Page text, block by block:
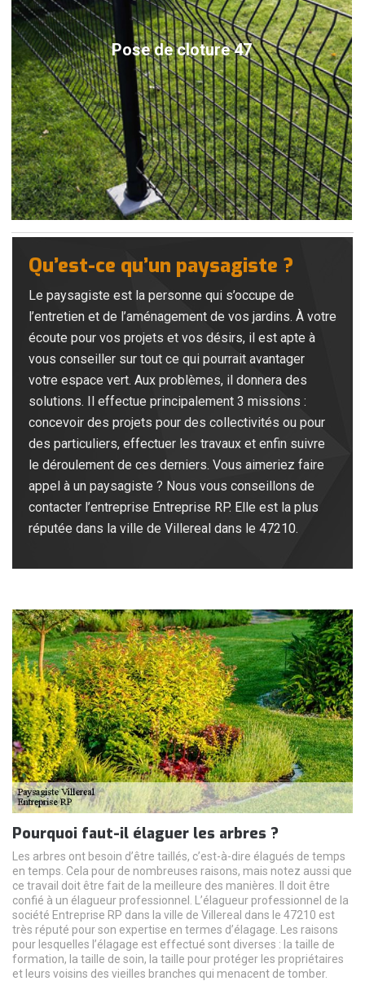
Pose de cloture 47
Qu’est-ce qu’un paysagiste ?
Le paysagiste est la personne qui s’occupe de
l’entretien et de l’aménagement de vos jardins. À votre
écoute pour vos projets et vos désirs, il est apte à
vous conseiller sur tout ce qui pourrait avantager
votre espace vert. Aux problèmes, il donnera des
solutions. Il effectue principalement 3 missions :
concevoir des projets pour des collectivités ou pour
des particuliers, effectuer les travaux et enfin suivre
le déroulement de ces derniers. Vous aimeriez faire
appel à un paysagiste ? Nous vous conseillons de
contacter l’entreprise Entreprise RP. Elle est la plus
réputée dans la ville de Villereal dans le 47210.
Pourquoi faut-il élaguer les arbres ?
Les arbres ont besoin d’être taillés, c’est-à-dire élagués de temps
en temps. Cela pour de nombreuses raisons, mais notez aussi que
ce travail doit être fait de la meilleure des manières. Il doit être
confié à un élagueur professionnel. L’élagueur professionnel de la
société Entreprise RP dans la ville de Villereal dans le 47210 est
très réputé pour son expertise en termes d’élagage. Les raisons
pour lesquelles l’élagage est effectué sont diverses : la taille de
formation, la taille de soin, la taille pour protéger les propriétaires
et leurs voisins des vieilles branches qui menacent de tomber.